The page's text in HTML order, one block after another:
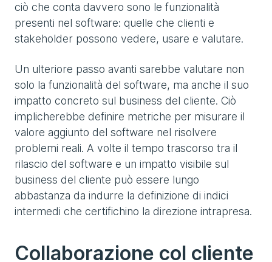
ciò che conta davvero sono le funzionalità
presenti nel software: quelle che clienti e
stakeholder possono vedere, usare e valutare.
Un ulteriore passo avanti sarebbe valutare non
solo la funzionalità del software, ma anche il suo
impatto concreto sul business del cliente. Ciò
implicherebbe definire metriche per misurare il
valore aggiunto del software nel risolvere
problemi reali. A volte il tempo trascorso tra il
rilascio del software e un impatto visibile sul
business del cliente può essere lungo
abbastanza da indurre la definizione di indici
intermedi che certifichino la direzione intrapresa.
Collaborazione col cliente